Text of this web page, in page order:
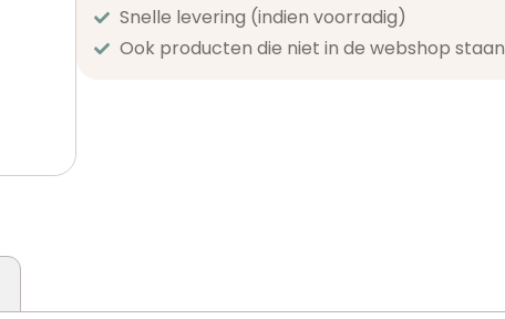
Snelle levering (indien voorradig)
Ook producten die niet in de webshop staan​